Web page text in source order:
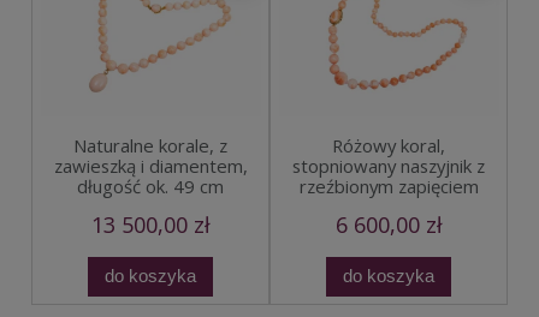
Naturalne korale, z
zawieszką i diamentem,
długość ok. 49 cm
13 500,00 zł
do koszyka
Różowy koral,
stopniowany naszyjnik z
rzeźbionym zapięciem
6 600,00 zł
do koszyka